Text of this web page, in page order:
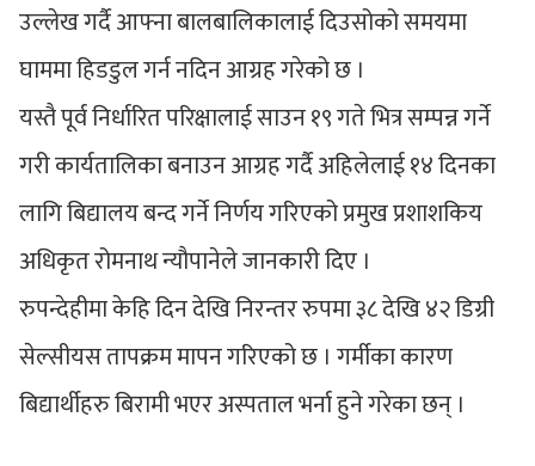
उल्लेख गर्दै आफ्ना बालबालिकालाई दिउसोको समयमा
घाममा हिडडुल गर्न नदिन आग्रह गरेको छ ।
यस्तै पूर्व निर्धारित परिक्षालाई साउन १९ गते भित्र सम्पन्न गर्ने
गरी कार्यतालिका बनाउन आग्रह गर्दै अहिलेलाई १४ दिनका
लागि बिद्यालय बन्द गर्ने निर्णय गरिएको प्रमुख प्रशाशकिय
अधिकृत रोमनाथ न्यौपानेले जानकारी दिए ।
रुपन्देहीमा केहि दिन देखि निरन्तर रुपमा ३८ देखि ४२ डिग्री
सेल्सीयस तापक्रम मापन गरिएको छ । गर्मीका कारण
बिद्यार्थीहरु बिरामी भएर अस्पताल भर्ना हुने गरेका छन् ।